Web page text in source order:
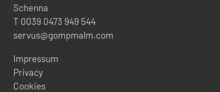
Schenna
T 0039 0473 949 544
servus@gompmalm.com
Impressum
Privacy
Cookies